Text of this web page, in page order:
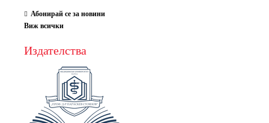
Абонирай се за новини
Виж всички
Издателства